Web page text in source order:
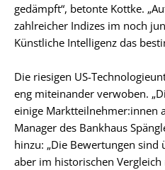
gedämpft“, betonte Kottke.
zahlreicher Indizes im noch
Künstliche Intelligenz das
Die riesigen US-
eng miteinander verwoben.
einige Marktteilnehmer:innen
Manager des Bankhaus
hinzu: „Die Bewertungen
aber im historischen